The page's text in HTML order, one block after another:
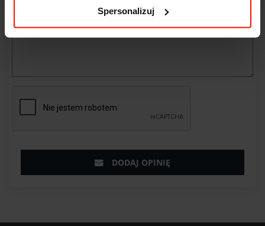
Spersonalizuj
Voucher na jazdę Mustangiem dostałem od
dziewczyny. Termin zarezerwowany zatem pozostało
Auto jak najbardziej spełniło moje oczekiwania ale daje
Arkadiusz
DODAJ OPINIĘ